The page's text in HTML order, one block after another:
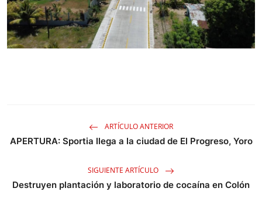
ARTÍCULO ANTERIOR
APERTURA: Sportia llega a la ciudad de El Progreso, Yoro
SIGUIENTE ARTÍCULO
Destruyen plantación y laboratorio de cocaína en Colón